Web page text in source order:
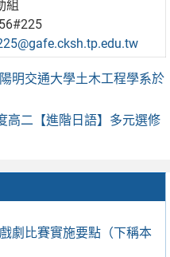
劇比賽實施要點（下稱本
組
明交通大學土木工程學系於
高二【進階日語】多元選修